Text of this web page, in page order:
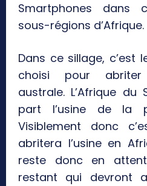
Smartphones dans
sous-régions d’Afrique.
Dans ce sillage, c’est
choisi pour abriter
australe. L’Afrique
part l’usine de la
Visiblement donc
abritera l’usine en
reste donc en
restant qui devront